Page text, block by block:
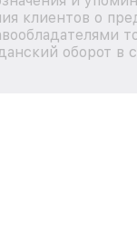
клиентов о
оборот в